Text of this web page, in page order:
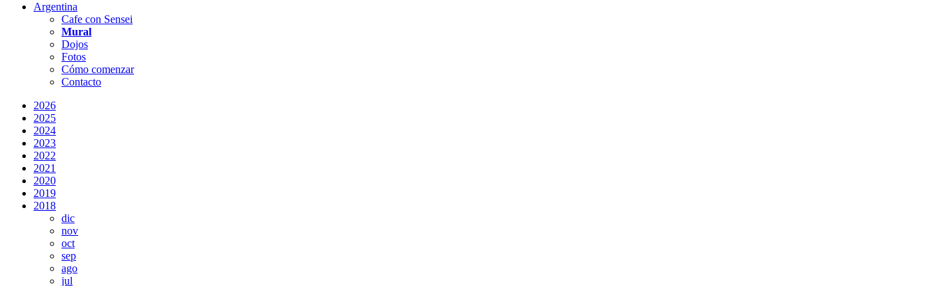
Argentina
Cafe con Sensei
Mural
Dojos
Fotos
Cómo comenzar
Contacto
2026
2025
2024
2023
2022
2021
2020
2019
2018
dic
nov
oct
sep
ago
jul